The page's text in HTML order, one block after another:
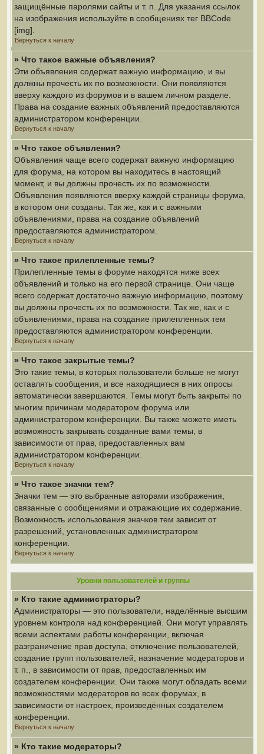
защищённые паролями сайты и т. п. Для указания ссылок
на изображения используйте в сообщениях тег BBCode
[img].
Вернуться к началу
» Что такое важные объявления?
Эти объявления содержат важную информацию, и вы
должны прочесть их по возможности. Они появляются
вверху каждого из форумов и в вашем личном разделе.
Права на создание важных объявлений предоставляются
администратором конференции.
Вернуться к началу
» Что такое объявления?
Объявления чаще всего содержат важную информацию
для форума, на котором вы находитесь в настоящий
момент, и вы должны прочесть их по возможности.
Объявления появляются вверху каждой страницы форума,
в котором они созданы. Так же, как и с важными
объявлениями, права на создание объявлений
предоставляются администратором.
Вернуться к началу
» Что такое прилепленные темы?
Прилепленные темы в форуме находятся ниже всех
объявлений и только на его первой странице. Они чаще
всего содержат достаточно важную информацию, поэтому
вы должны прочесть их по возможности. Так же, как и с
объявлениями, права на создание прилепленных тем
предоставляются администратором конференции.
Вернуться к началу
» Что такое закрытые темы?
Это такие темы, в которых пользователи больше не могут
оставлять сообщения, и все находящиеся в них опросы
автоматически завершаются. Темы могут быть закрыты по
многим причинам модератором форума или
администратором конференции. Вы также можете иметь
возможность закрывать созданные вами темы, в
зависимости от прав, предоставленных вам
администратором конференции.
Вернуться к началу
» Что такое значки тем?
Значки тем — это выбранные авторами изображения,
связанные с сообщениями и отражающие их содержание.
Возможность использования значков тем зависит от
разрешений, установленных администратором
конференции.
Вернуться к началу
Уровни пользователей и группы
» Кто такие администраторы?
Администраторы — это пользователи, наделённые высшим
уровнем контроля над конференцией. Они могут управлять
всеми аспектами работы конференции, включая
разграничение прав доступа, отключение пользователей,
создание групп пользователей, назначение модераторов и
т. п., в зависимости от прав, предоставленных им
создателем конференции. Они также могут обладать всеми
возможностями модераторов во всех форумах, в
зависимости от настроек, произведённых создателем
конференции.
Вернуться к началу
» Кто такие модераторы?